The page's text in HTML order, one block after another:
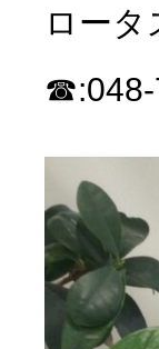
ロータ
☎︎:048-